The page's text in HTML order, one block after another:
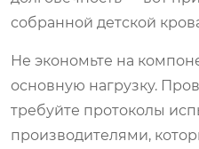
собранной детской
Не экономьте на
основную нагрузку.
требуйте протоколы
производителями,